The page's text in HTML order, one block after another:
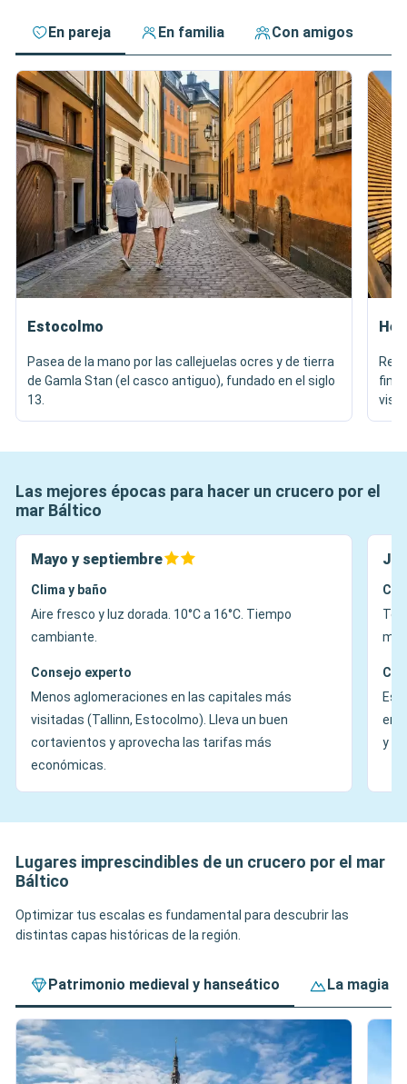
En pareja En familia Con amigos
Estocolmo
Pasea de la mano por las callejuelas ocres y de tierra
de Gamla Stan (el casco antiguo), fundado en el siglo
13.
Las mejores épocas para hacer un crucero por el
mar Báltico
Mayo y septiembre
Clima y baño
Aire fresco y luz dorada. 10°C a 16°C. Tiempo
cambiante.
Consejo experto
Menos aglomeraciones en las capitales más
visitadas (Tallinn, Estocolmo). Lleva un buen
cortavientos y aprovecha las tarifas más
económicas.
Es
en
y el
Lugares imprescindibles de un crucero por el mar
Báltico
Optimizar tus escalas es fundamental para descubrir las
distintas capas históricas de la región.
Patrimonio medieval y hanseático La magia